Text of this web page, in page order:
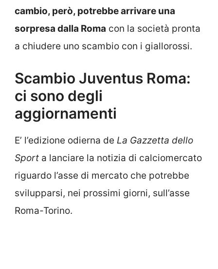
cambio, però, potrebbe arrivare una
sorpresa dalla Roma con la società pronta
a chiudere uno scambio con i giallorossi.
Scambio Juventus Roma:
ci sono degli
aggiornamenti
E’ l’edizione odierna de La Gazzetta dello
Sport a lanciare la notizia di calciomercato
riguardo l’asse di mercato che potrebbe
svilupparsi, nei prossimi giorni, sull’asse
Roma-Torino.